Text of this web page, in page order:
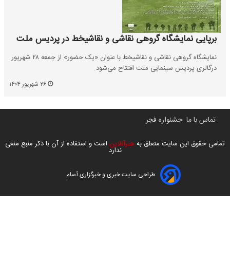
برپایی نمایشگاه گروهی نقاشی و نقاشیخط در پردیس ملت
نمایشگاه گروهی نقاشی و نقاشیخط با عنوان «یک حضور» از جمعه ۲۸ شهریور
درگالری پردیس سینمایی ملت افتتاح می‌شود.
تماس با ما جشنواره فجر
تمامی حقوق این سایت متعلق به هنرآنلاین است و استفاده از آن با ذکر منبع منعی
ندارد
طراحی سایت خبری و خبرگزاری آسام